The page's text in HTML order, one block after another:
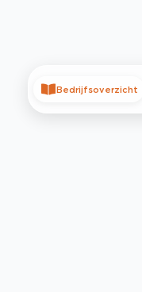
Bedrijfsoverzicht